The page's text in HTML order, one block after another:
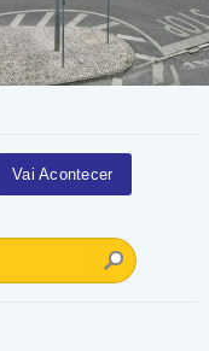
Vai Acontecer